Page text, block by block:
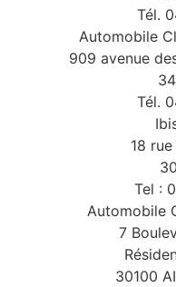
Tél.
Automobile
909 avenue
Tél.
18
Tel :
Automobile
7
30100